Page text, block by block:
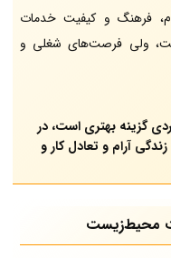
فرهنگ و کیفیت خدمات
ولی فرصت‌های شغلی و
گزینه بهتری است، در
آرام و تعادل کار و
محیط‌زیست